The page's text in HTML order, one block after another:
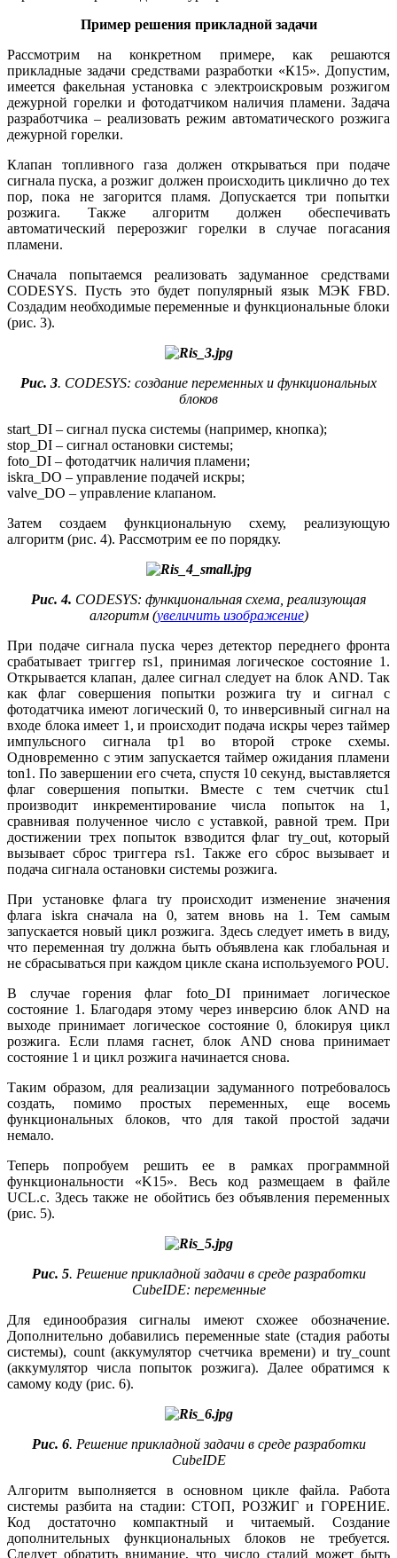
Пример решения прикладной задачи
Рассмотрим на конкретном примере, как решаются
прикладные задачи средствами разработки «К15». Допустим,
имеется факельная установка с электроискровым розжигом
дежурной горелки и фотодатчиком наличия пламени. Задача
разработчика – реализовать режим автоматического розжига
дежурной горелки.
Клапан топливного га­за должен открываться при подаче
сигнала пуска, а розжиг должен происходить циклично до тех
пор, по­ка не загорится пламя. Допускается три попытки
розжига. Также алгоритм должен обеспечивать
автоматический перерозжиг горелки в случае погасания
пламени.
Сначала попытаемся реализовать задуманное средствами
CODESYS. Пусть это будет популярный язык МЭК FBD.
Создадим необходимые переменные и функциональные блоки
(рис. 3).
Рис. 3. CODESYS: создание переменных и функциональных
блоков
start_DI – сигнал пуска системы (например, кнопка);
stop_DI – сигнал остановки системы;
foto_DI – фотодатчик наличия пламени;
iskra_DO – управление подачей искры;
valve_DO – управление клапаном.
Затем создаем функциональную схему, реализующую
алгоритм (рис. 4). Рассмотрим ее по порядку.
Рис. 4. CODESYS: функциональная схема, реализующая
алгоритм (увеличить изображение)
При подаче сигнала пуска через детектор переднего фронта
срабатывает триггер rs1, принимая логическое состояние 1.
Открывается клапан, далее сигнал следует на блок AND. Так
как флаг совершения попытки розжига try и сигнал с
фотодатчика имеют логический 0, то инверсивный сигнал на
входе блока имеет 1, и происходит подача искры через таймер
импульсного сигнала tp1 во второй строке схемы.
Одновременно с этим запускается таймер ожидания пламени
ton1. По завершении его счета, спустя 10 секунд, выставляется
флаг совершения попытки. Вместе с тем счетчик ctu1
производит инкрементирование числа попыток на 1,
сравнивая полученное число с уставкой, равной трем. При
достижении трех попыток взводится флаг try_out, который
вызывает сброс триггера rs1. Также его сброс вызывает и
подача сигнала остановки системы розжига.
При установке флага try происходит изменение значения
флага iskra сначала на 0, затем вновь на 1. Тем самым
запускается новый цикл розжига. Здесь следует иметь в ви­ду,
что переменная try должна быть объявлена как глобальная и
не сбрасываться при каждом цикле скана используемого POU.
В случае горения флаг foto_DI принимает логическое
состояние 1. Благодаря этому через инверсию блок AND на
выходе принимает логическое состояние 0, блокируя цикл
розжига. Если пламя гаснет, блок AND снова принимает
состояние 1 и цикл розжига начинается снова.
Таким образом, для реализации задуманного потребовалось
создать, помимо простых переменных, еще восемь
функциональных блоков, что для такой простой задачи
немало.
Теперь попробуем решить ее в рамках программной
функциональности «K15». Весь код размещаем в файле
UCL.c. Здесь также не обойтись без объявления переменных
(рис. 5).
Рис. 5. Решение прикладной задачи в среде разработки
CubeIDE: переменные
Для единообразия сигналы имеют схожее обозначение.
Дополнительно добавились переменные state (стадия работы
системы), count (аккумулятор счетчика времени) и try_count
(аккумулятор числа попыток розжига). Далее обратимся к
самому ко­ду (рис. 6).
Рис. 6. Решение прикладной задачи в среде разработки
CubeIDE
Алгоритм выполняется в основном цикле файла. Работа
системы разбита на стадии: СТОП, РОЗЖИГ и ГОРЕНИЕ.
Код достаточно компактный и читаемый. Создание
дополнительных функциональных блоков не требуется.
Следует обратить внимание, что число стадий может быть